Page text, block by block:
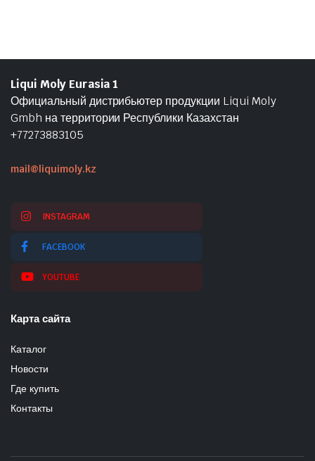
Liqui Moly Eurasia 1
Официальный дистрибьютер продукции Liqui Moly
Gmbh на территории Республики Казахстан
+77273883105
mail@liquimoly.kz
INSTAGRAM
FACEBOOK
YOUTUBE
Карта сайта
Каталог
Новости
Где купить
Контакты